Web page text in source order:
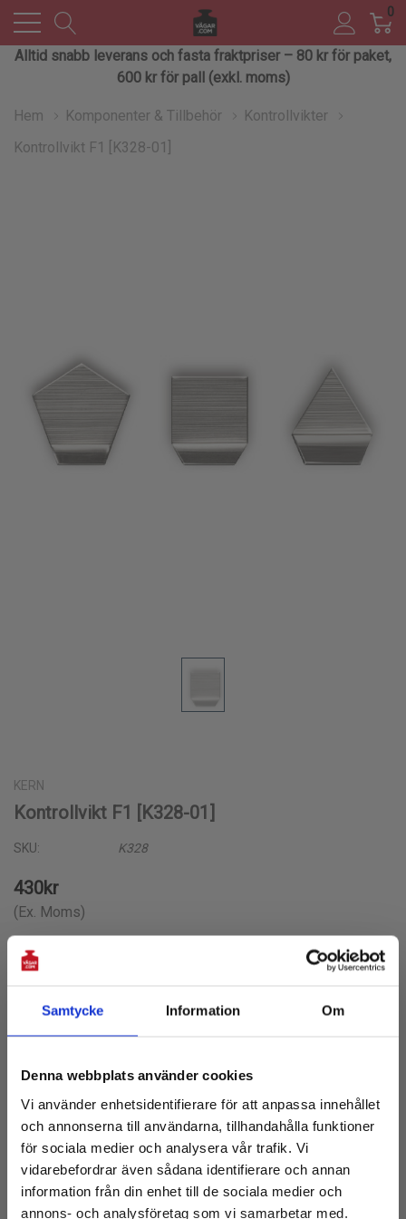
Samtycke Information Om
Denna webbplats använder cookies
Vi använder enhetsidentifierare för att anpassa innehållet
och annonserna till användarna, tillhandahålla funktioner
för sociala medier och analysera vår trafik. Vi
vidarebefordrar även sådana identifierare och annan
information från din enhet till de sociala medier och
annons- och analysföretag som vi samarbetar med.
0
Alltid snabb leverans och fasta fraktpriser – 80 kr för paket,
600 kr för pall (exkl. moms)
Hem Komponenter & Tillbehör
Kontrollvikter
Kontrollvikt F1 [K328-01]
KERN
Kontrollvikt F1 [K328-01]
SKU: K328
430kr
(Ex. Moms)
VÄLJ ALTERNATIV:
5mg
10mg
20mg
50mg
100mg
Få 10% rabatt på första köpet
och tillgång till de senaste nyheterna
E-
post: